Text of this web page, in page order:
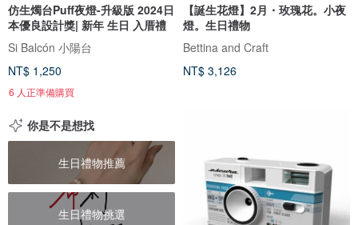
仿生燭台Puff夜燈-升級版 2024日
本優良設計獎| 新年 生日 入厝禮
Si Balcón 小陽台
NT$ 1,250
6 人正準備購買
【誕生花燈】2月・玫瑰花。小夜
燈。生日禮物
Bettina and Craft
NT$ 3,126
你是不是想找
生日禮物推薦
生日禮物挑選